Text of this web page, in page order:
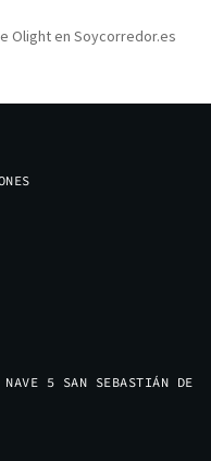
Olight en Soycorredor.es
5 SAN SEBASTIÁN DE